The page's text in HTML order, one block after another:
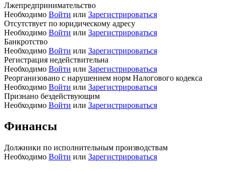
Лжепредпринимательство
Необходимо Войти или Зарегистрироваться
Отсутствует по юридическому адресу
Необходимо Войти или Зарегистрироваться
Банкротство
Необходимо Войти или Зарегистрироваться
Регистрация недействительна
Необходимо Войти или Зарегистрироваться
Реорганизовано с нарушением норм Налогового кодекса
Необходимо Войти или Зарегистрироваться
Признано бездействующим
Необходимо Войти или Зарегистрироваться
Финансы
Должники по исполнительным производствам
Необходимо Войти или Зарегистрироваться